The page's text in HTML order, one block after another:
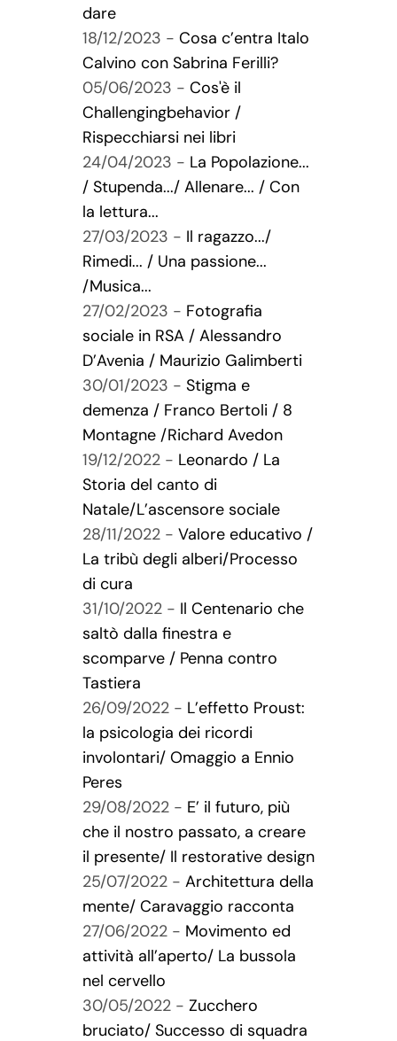
dare
18/12/2023 - Cosa c’entra Italo
Calvino con Sabrina Ferilli?
05/06/2023 - Cos'è il
Challengingbehavior /
Rispecchiarsi nei libri
24/04/2023 - La Popolazione...
/ Stupenda.../ Allenare... / Con
la lettura...
27/03/2023 - Il ragazzo.../
Rimedi... / Una passione...
/Musica...
27/02/2023 - Fotografia
sociale in RSA / Alessandro
D’Avenia / Maurizio Galimberti
30/01/2023 - Stigma e
demenza / Franco Bertoli / 8
Montagne /Richard Avedon
19/12/2022 - Leonardo / La
Storia del canto di
Natale/L’ascensore sociale
28/11/2022 - Valore educativo /
La tribù degli alberi/Processo
di cura
31/10/2022 - Il Centenario che
saltò dalla finestra e
scomparve / Penna contro
Tastiera
26/09/2022 - L’effetto Proust:
la psicologia dei ricordi
involontari/ Omaggio a Ennio
Peres
29/08/2022 - E’ il futuro, più
che il nostro passato, a creare
il presente/ Il restorative design
25/07/2022 - Architettura della
mente/ Caravaggio racconta
27/06/2022 - Movimento ed
attività all’aperto/ La bussola
nel cervello
30/05/2022 - Zucchero
bruciato/ Successo di squadra